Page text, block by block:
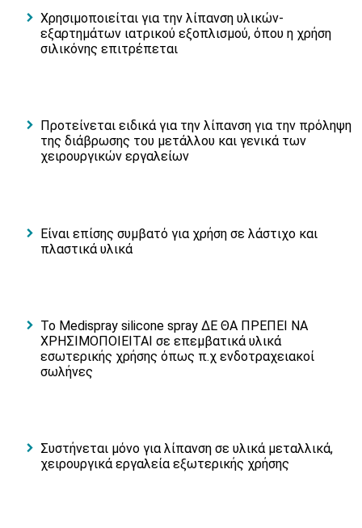
Χρησιμοποιείται για την λίπανση υλικών-
εξαρτημάτων ιατρικού εξοπλισμού, όπου η χρήση
σιλικόνης επιτρέπεται
Προτείνεται ειδικά για την λίπανση για την πρόληψη
της διάβρωσης του μετάλλου και γενικά των
χειρουργικών εργαλείων
Είναι επίσης συμβατό για χρήση σε λάστιχο και
πλαστικά υλικά
Το Medispray silicone spray ΔΕ ΘΑ ΠΡΕΠΕΙ ΝΑ
ΧΡΗΣΙΜΟΠΟΙΕΙΤΑΙ σε επεμβατικά υλικά
εσωτερικής χρήσης όπως π.χ ενδοτραχειακοί
σωλήνες
Συστήνεται μόνο για λίπανση σε υλικά μεταλλικά,
χειρουργικά εργαλεία εξωτερικής χρήσης